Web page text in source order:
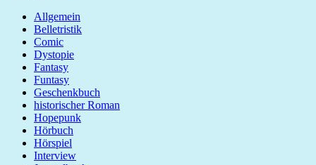
Allgemein
Belletristik
Comic
Dystopie
Fantasy
Funtasy
Geschenkbuch
historischer Roman
Hopepunk
Hörbuch
Hörspiel
Interview